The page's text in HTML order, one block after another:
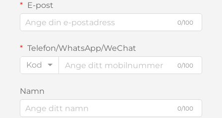
E-post
0/100
Telefon/WhatsApp/WeChat
Kod
0/100
Namn
0/100